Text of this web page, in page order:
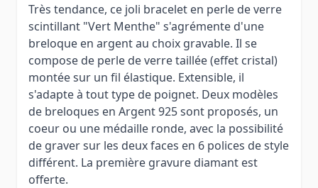
Très tendance, ce joli bracelet en perle de verre
scintillant "Vert Menthe" s'agrémente d'une
breloque en argent au choix gravable. Il se
compose de perle de verre taillée (effet cristal)
montée sur un fil élastique. Extensible, il
s'adapte à tout type de poignet. Deux modèles
de breloques en Argent 925 sont proposés, un
coeur ou une médaille ronde, avec la possibilité
de graver sur les deux faces en 6 polices de style
différent. La première gravure diamant est
offerte.